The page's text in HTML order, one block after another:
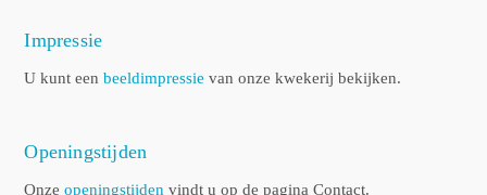
Impressie
U kunt eenbeeldimpressie van onze kwekerij bekijken.
Openingstijden
Onzeopeningstijden vindt u op de pagina Contact.